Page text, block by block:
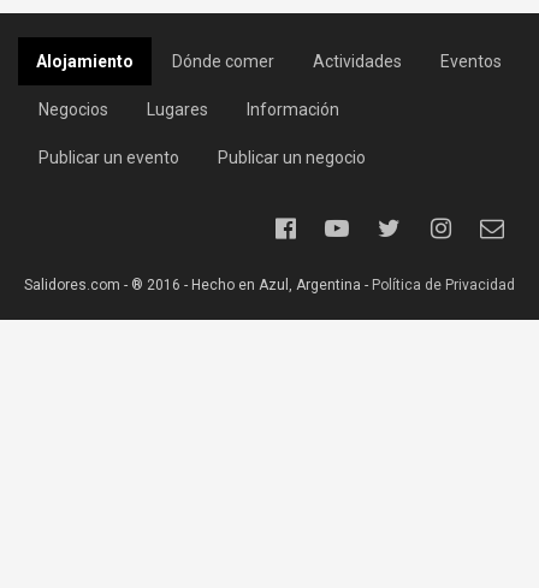
Alojamiento Dónde comer Actividades Eventos
Negocios Lugares Información
Publicar un evento Publicar un negocio
Salidores.com - ® 2016 - Hecho en Azul, Argentina - Política de Privacidad